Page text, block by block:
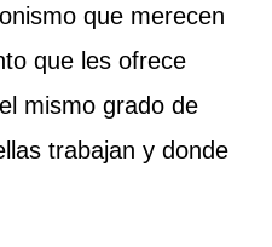
que merecen
que les ofrece
mismo grado de
trabajan y donde